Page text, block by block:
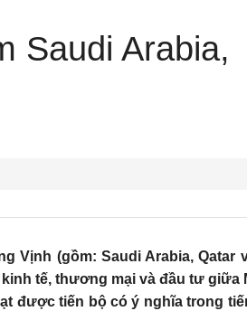
Saudi Arabia,
Vịnh (gồm: Saudi Arabia, Qatar
tế, thương mại và đầu tư giữa
được tiến bộ có ý nghĩa trong